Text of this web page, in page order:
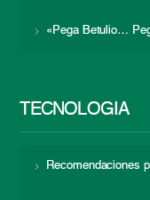
«Pega Betulio…
TECNOLOGÍA
Recomendaciones